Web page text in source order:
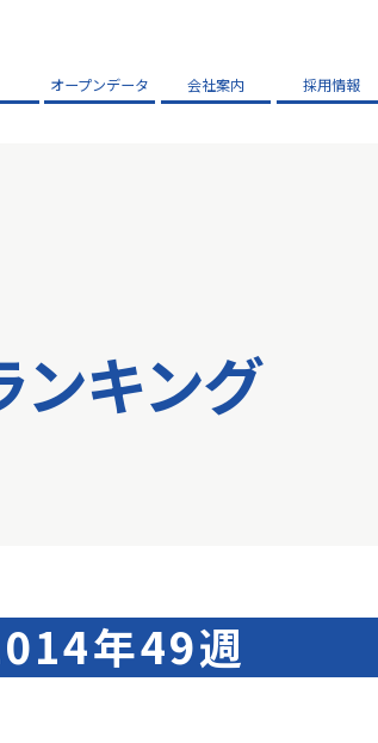
オープンデータ 会社案内 採用情報
ンキング
年49週